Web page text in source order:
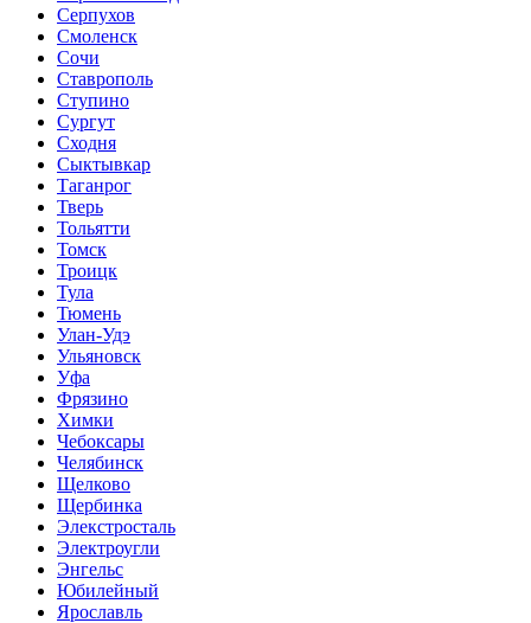
Серпухов
Смоленск
Сочи
Ставрополь
Ступино
Сургут
Сходня
Сыктывкар
Таганрог
Тверь
Тольятти
Томск
Троицк
Тула
Тюмень
Улан-Удэ
Ульяновск
Уфа
Фрязино
Химки
Чебоксары
Челябинск
Щелково
Щербинка
Элекстросталь
Электроугли
Энгельс
Юбилейный
Ярославль